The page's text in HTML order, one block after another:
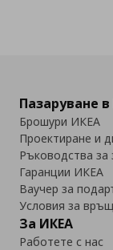
Пазаруване
Брошури ИКЕА
Проектиране и
Ръководства за
Гаранции ИКЕА
Ваучер за
Условия за
За ИКЕА
Работете с нас